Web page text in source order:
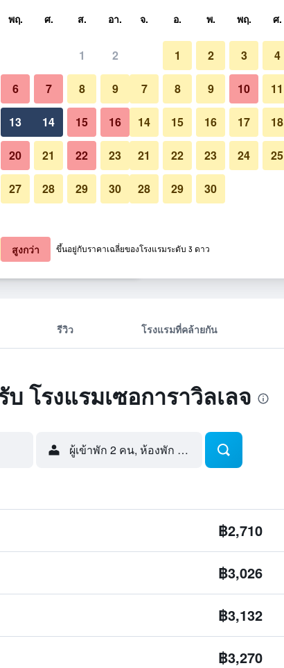
คาต่อคืน
น)
เช็คดีล
เช็คดีล
รายการ
อื่น ๆ
รูปภาพของ โรงแรมเซอการาวิลเลจ
รีวิว โรงแรมที่คล้ายกัน
โรงแรมเซอการาวิลเลจ
ผู้เข้าพัก 2 คน, ห้องพัก 1 ห้อง
฿2,710
฿3,026
฿3,132
฿3,270
พฤ. ศ. ส. อา.
1 2
6 7 8 9
13 14 15 16
20 21 22 23
27 28 29 30
จ. อ. พ. พฤ. ศ.
1 2 3 4
7 8 9 10 11
14 15 16 17 18
21 22 23 24 25
28 29 30
สูงกว่า ขึ้นอยู่กับราคาเฉลี่ยของโรงแรมระดับ 3 ดาว